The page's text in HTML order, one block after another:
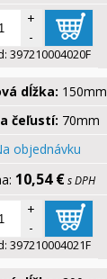
+
-
397210004020F
dĺžka: 150mm
čeľustí: 70mm
objednávku
10,54 € s DPH
+
-
397210004021F